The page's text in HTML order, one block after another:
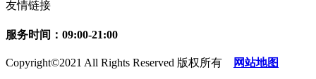
友情链接
服务时间：09:00-21:00
Copyright©2021 All Rights Reserved 版权所有 网站地图